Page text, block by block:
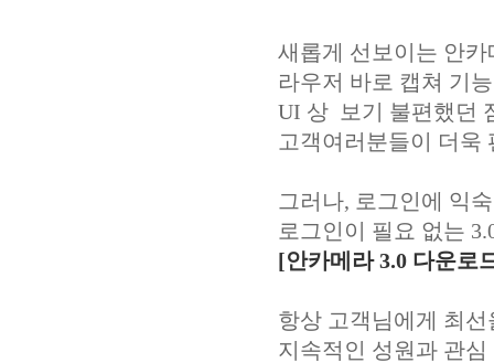
새롭게 선보이는 안
라우저 바로 캡쳐 기
UI 상 보기 불편했던
고객여러분들이 더
그러나, 로그인에 익
로그인이 필요 없는
[안카메라 3.0 다운로
항상 고객님에게 최
지속적인 성원과 관